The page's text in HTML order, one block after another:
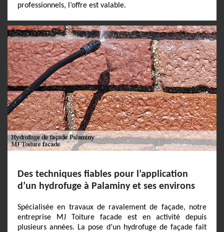
professionnels, l’offre est valable.
Des techniques fiables pour l’application
d’un hydrofuge à Palaminy et ses environs
Spécialisée en travaux de ravalement de façade, notre
entreprise MJ Toiture facade est en activité depuis
plusieurs années. La pose d’un hydrofuge de façade fait